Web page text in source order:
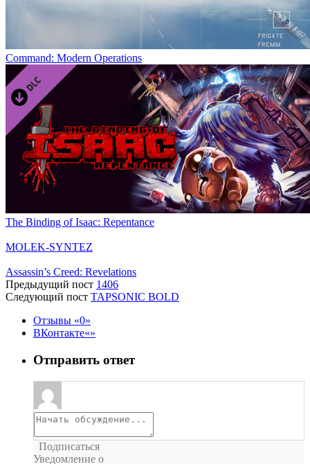
Command: Modern Operations
The Binding of Isaac: Repentance
MOLEK-SYNTEZ
Assassin’s Creed: Revelations
Предыдущий пост 1406
Следующий пост TAPSONIC BOLD
Отзывы
0
ВКонтакте
Отправить ответ
Подписаться
Уведомление о